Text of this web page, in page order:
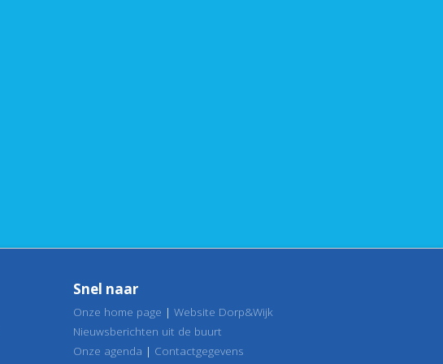
Snel naar
Onze home page |Website Dorp&Wijk
Nieuwsberichten uit de buurt
Onze agenda | Contactgegevens